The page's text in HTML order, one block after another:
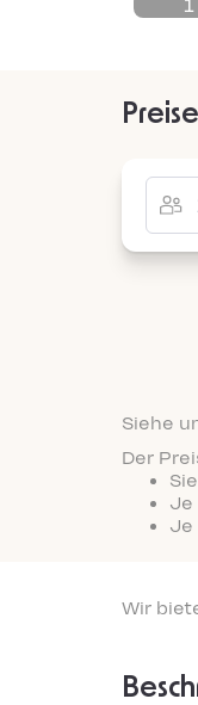
Siehe
Der
Je
Je
Wir